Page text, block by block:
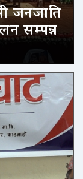
जनजाति
सम्पन्न